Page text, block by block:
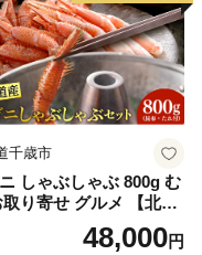
千歳市
しゃぶしゃぶ 800g む
取り寄せ グルメ 【北海
【札幌バルナバフーズ】
48,000円